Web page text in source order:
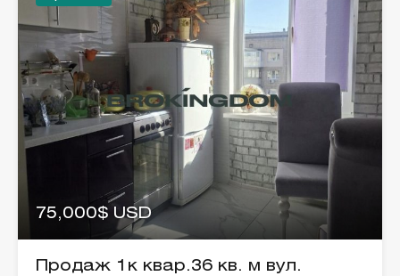
75,000$ USD
Продаж 1к квар.36 кв. м вул.